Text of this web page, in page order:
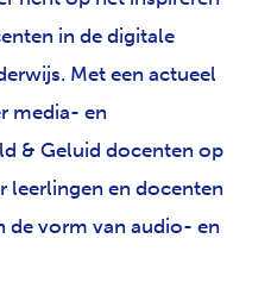
in de digitale
Met een actueel
media- en
& Geluid docenten op
leerlingen en docenten
de vorm van audio- en